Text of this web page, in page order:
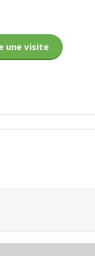
une visite